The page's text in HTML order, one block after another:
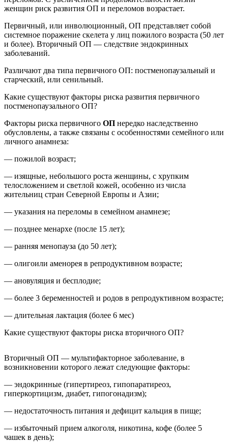
женщин риск развития ОП и переломов возрастает.
Первичный, или инволюционный, ОП представляет собой
системное поражение скелета у лиц пожилого возраста (50 лет
и более). Вторичный ОП — следствие эндокринных
заболеваний.
Различают два типа первичного ОП: постменопаузальный и
старческий, или сенильный.
Какие существуют факторы риска развития первичного
постменопаузального ОП?
Факторы риска первичного ОП нередко наследственно
обусловлены, а также связаны с особенностями семейного или
личного анамнеза:
— пожилой возраст;
— изящные, небольшого роста женщины, с хрупким
телосложением и светлой кожей, особенно из числа
жительниц стран Северной Европы и Азии;
— указания на переломы в семейном анамнезе;
— позднее менархе (после 15 лет);
— ранняя менопауза (до 50 лет);
— олигоили аменорея в репродуктивном возрасте;
— ановуляция и бесплодие;
— более 3 беременностей и родов в репродуктивном возрасте;
— длительная лактация (более 6 мес)
Какие существуют факторы риска вторичного ОП?
Вторичный ОП — мультифакторное заболевание, в
возникновении которого лежат следующие факторы:
— эндокринные (гипертиреоз, гипопаратиреоз,
гиперкортицизм, диабет, гипогонадизм);
— недостаточность питания и дефицит кальция в пище;
— избыточный прием алкоголя, никотина, кофе (более 5
чашек в день);